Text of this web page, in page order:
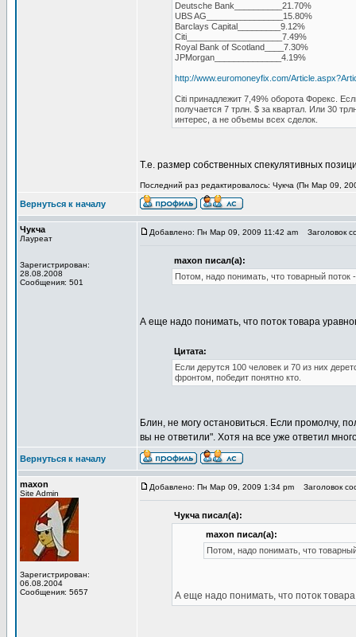
Deutsche Bank__________21.70%
UBS AG________________15.80%
Barclays Capital_________9.12%
Citi____________________7.49%
Royal Bank of Scotland____7.30%
JPMorgan______________4.19%
http://www.euromoneyfix.com/
Citi принадлежит 7,49% оборота Форекс.
получается 7 трлн. $ за квартал. Или 30
интерес, а не объемы всех сделок.
Т.е. размер собственных спекулятивных
Последний раз редактировалось: Чукча (Пн Мар 09,
Вернуться к началу
Чукча
Лауреат
Зарегистрирован:
28.08.2008
Сообщения: 501
Добавлено: Пн Мар 09, 2009 11:42 am Заголовок
maxon писал(а):
Потом, надо понимать, что товарный поток
А еще надо понимать, что поток товара
Цитата:
Если дерутся 100 человек и 70 из них
фронтом, победит понятно кто.
Блин, не могу остановиться. Если промолчу,
вы не ответили". Хотя на все уже ответил
Вернуться к началу
maxon
Site Admin
Зарегистрирован:
06.08.2004
Сообщения: 5657
Добавлено: Пн Мар 09, 2009 1:34 pm Заголовок
Чукча писал(а):
maxon писал(а):
Потом, надо понимать, что
А еще надо понимать, что поток